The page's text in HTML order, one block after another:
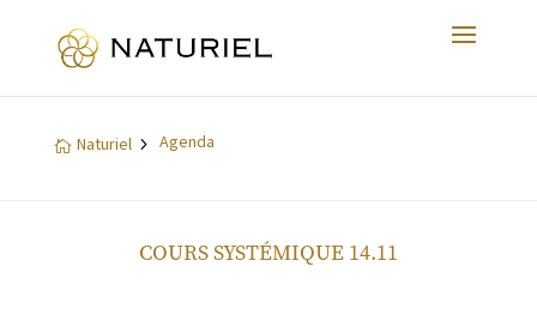
 Naturiel 5 Agenda
COURS SYSTÉMIQUE 14.11